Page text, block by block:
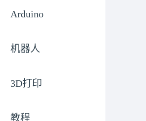
Arduino
机器人
3D打印
教程